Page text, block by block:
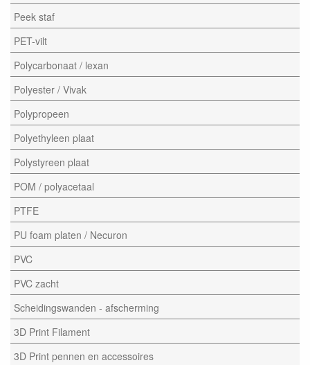
Peek staf
PET-vilt
Polycarbonaat / lexan
Polyester / Vivak
Polypropeen
Polyethyleen plaat
Polystyreen plaat
POM / polyacetaal
PTFE
PU foam platen / Necuron
PVC
PVC zacht
Scheidingswanden - afscherming
3D Print Filament
3D Print pennen en accessoires